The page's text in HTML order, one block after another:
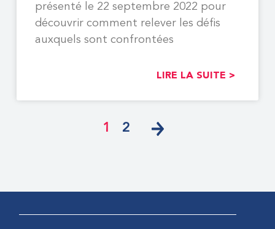
présenté le 22 septembre 2022 pour
découvrir comment relever les défis
auxquels sont confrontées
LIRE LA SUITE >
1 2